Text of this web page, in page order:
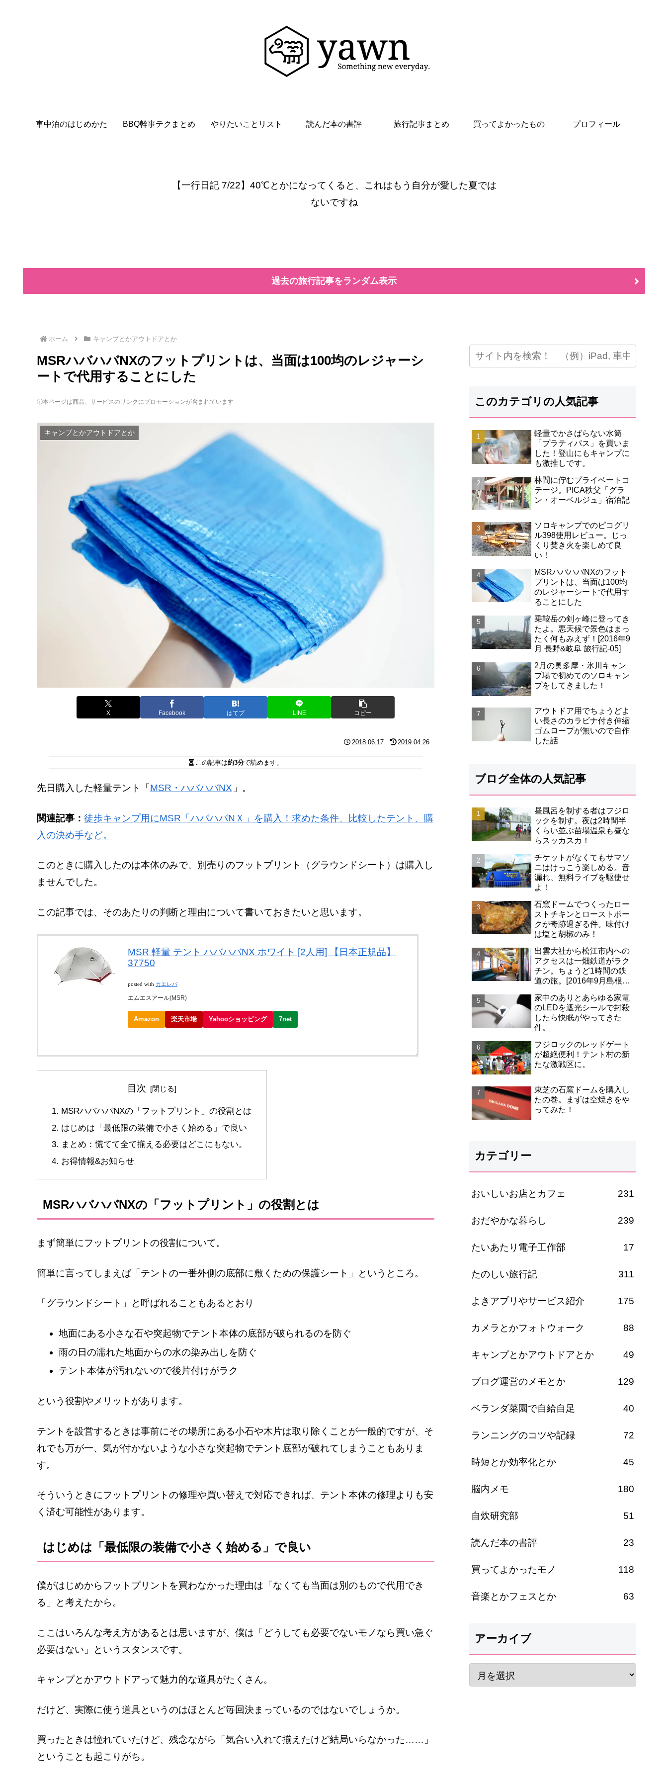
車中泊のはじめかた BBQ幹事テクまとめ やりたいことリスト 読んだ本の書評 旅行記事まとめ 買ってよかったもの プロフィール
【一行日記 7/22】40℃とかになってくると、これはもう自分が愛した夏では
ないですね
過去の旅行記事をランダム表示
ホーム キャンプとかアウトドアとか
MSRハバハバNXのフットプリントは、当面は100均のレジャーシ
ートで代用することにした
ⓘ本ページは商品、サービスのリンクにプロモーションが含まれています
キャンプとかアウトドアとか
X Facebook はてブ LINE コピー
2018.06.17 2019.04.26
この記事は約3分で読めます。
先日購入した軽量テント「 MSR・ハバハバNX 」。
関連記事： 徒歩キャンプ用にMSR「ハバハバNＸ」を購入！求めた条件、比較したテント、購
入の決め手など。
このときに購入したのは本体のみで、別売りのフットプリント（グラウンドシート）は購入し
ませんでした。
この記事では、そのあたりの判断と理由について書いておきたいと思います。
MSR 軽量 テント ハバハバNX ホワイト [2人用] 【日本正規品】
37750
posted with カエレバ
エムエスアール(MSR)
Amazon 楽天市場 Yahooショッピング 7net
目次
MSRハバハバNXの「フットプリント」の役割とは
はじめは「最低限の装備で小さく始める」で良い
まとめ：慌てて全て揃える必要はどこにもない。
お得情報&お知らせ
MSRハバハバNXの「フットプリント」の役割とは
まず簡単にフットプリントの役割について。
簡単に言ってしまえば「テントの一番外側の底部に敷くための保護シート」というところ。
「グラウンドシート」と呼ばれることもあるとおり
地面にある小さな石や突起物でテント本体の底部が破られるのを防ぐ
雨の日の濡れた地面からの水の染み出しを防ぐ
テント本体が汚れないので後片付けがラク
という役割やメリットがあります。
テントを設営するときは事前にその場所にある小石や木片は取り除くことが一般的ですが、そ
れでも万が一、気が付かないような小さな突起物でテント底部が破れてしまうこともありま
す。
そういうときにフットプリントの修理や買い替えで対応できれば、テント本体の修理よりも安
く済む可能性があります。
はじめは「最低限の装備で小さく始める」で良い
僕がはじめからフットプリントを買わなかった理由は「なくても当面は別のもので代用でき
る」と考えたから。
ここはいろんな考え方があるとは思いますが、僕は「どうしても必要でないモノなら買い急ぐ
必要はない」というスタンスです。
キャンプとかアウトドアって魅力的な道具がたくさん。
だけど、実際に使う道具というのはほとんど毎回決まっているのではないでしょうか。
買ったときは憧れていたけど、残念ながら「気合い入れて揃えたけど結局いらなかった……」
ということも起こりがち。
このカテゴリの人気記事
軽量でかさばらない水筒
「プラティパス」を買いま
した！登山にもキャンプに
も激推しです。
林間に佇むプライベートコ
テージ。PICA秩父「グラ
ン・オーベルジュ」宿泊記
ソロキャンプでのピコグリ
ル398使用レビュー。じっ
くり焚き火を楽しめて良
い！
MSRハバハバNXのフット
プリントは、当面は100均
のレジャーシートで代用す
ることにした
乗鞍岳の剣ヶ峰に登ってき
たよ。悪天候で景色はまっ
たく何もみえず！[2016年9
月 長野&岐阜 旅行記-05]
2月の奥多摩・氷川キャン
プ場で初めてのソロキャン
プをしてきました！
アウトドア用でちょうどよ
い長さのカラビナ付き伸縮
ゴムロープが無いので自作
した話
ブログ全体の人気記事
昼風呂を制する者はフジロ
ックを制す。夜は2時間半
くらい並ぶ苗場温泉も昼な
らスッカスカ！
チケットがなくてもサマソ
ニはけっこう楽しめる。音
漏れ、無料ライブを駆使せ
よ！
石窯ドームでつくったロー
ストチキンとローストポー
クが奇跡過ぎる件。味付け
は塩と胡椒のみ！
出雲大社から松江市内への
アクセスは一畑鉄道がラク
チン。ちょうど1時間の鉄
道の旅。[2016年9月島根旅
家中のありとあらゆる家電
のLEDを遮光シールで封殺
したら快眠がやってきた
件。
フジロックのレッドゲート
が超絶便利！テント村の新
たな激戦区に。
東芝の石窯ドームを購入し
たの巻。まずは空焼きをや
ってみた！
カテゴリー
おいしいお店とカフェ 231
おだやかな暮らし 239
たいあたり電子工作部 17
たのしい旅行記 311
よきアプリやサービス紹介 175
カメラとかフォトウォーク 88
キャンプとかアウトドアとか 49
ブログ運営のメモとか 129
ベランダ菜園で自給自足 40
ランニングのコツや記録 72
時短とか効率化とか 45
脳内メモ 180
自炊研究部 51
読んだ本の書評 23
買ってよかったモノ 118
音楽とかフェスとか 63
アーカイブ